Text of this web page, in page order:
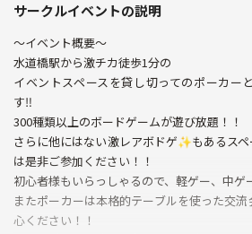
サークルイベントの説明
〜イベント概要〜
水道橋駅から激チカ徒歩1分の
イベントスペースを貸し切ってのポーカー
す‼️
300種類以上のボードゲームが遊び放題！！
さらに他にはない激レアボドゲ✨もあるス
は是非ご参加ください！！
初心者様もいらっしゃるので、軽ゲー、中ゲ
またポーカーは本格的テーブルを使った交
心ください！！